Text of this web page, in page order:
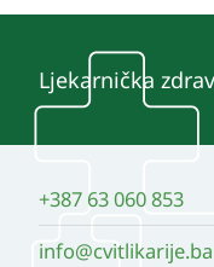
Ljekarnička
+387 63 060 853
info@cvitlikarije.ba